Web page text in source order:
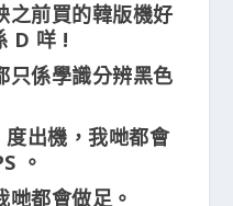
之前買的韓版機好
D 咩 !
只係學識分辨黑色
出機，我哋都會
。
都會做足。